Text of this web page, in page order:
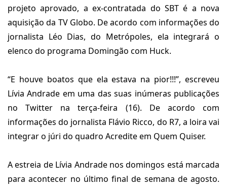
projeto aprovado, a ex-contratada do SBT é a nova
aquisição da TV Globo. De acordo com informações do
jornalista Léo Dias, do Metrópoles, ela integrará o
elenco do programa Domingão com Huck.
“E houve boatos que ela estava na pior!!!”, escreveu
Lívia Andrade em uma das suas inúmeras publicações
no Twitter na terça-feira (16). De acordo com
informações do jornalista Flávio Ricco, do R7, a loira vai
integrar o júri do quadro Acredite em Quem Quiser.
A estreia de Lívia Andrade nos domingos está marcada
para acontecer no último final de semana de agosto.